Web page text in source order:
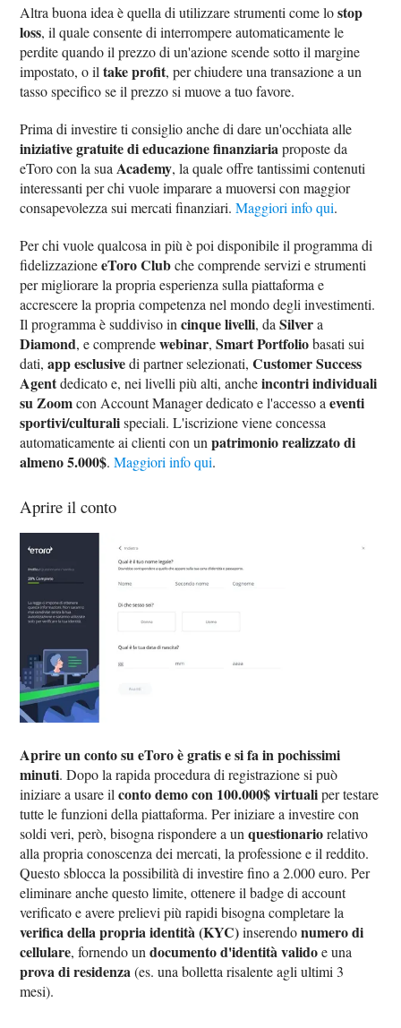
Altra buona idea è quella di utilizzare strumenti come lostop
loss, il quale consente di interrompere automaticamente le
perdite quando il prezzo di un'azione scende sotto il margine
impostato, o iltake profit, per chiudere una transazione a un
tasso specifico se il prezzo si muove a tuo favore.
Prima di investire ti consiglio anche di dare un'occhiata alle
iniziative gratuite di educazione finanziariaproposte da
eToro con la sua Academy, la quale offre tantissimi contenuti
interessanti per chi vuole imparare a muoversi con maggior
consapevolezza sui mercati finanziari.Maggiori info qui.
Per chi vuole qualcosa in più è poi disponibile il programma di
fidelizzazioneeToro Clubche comprende servizi e strumenti
per migliorare la propria esperienza sulla piattaforma e
accrescere la propria competenza nel mondo degli investimenti.
Il programma è suddiviso incinque livelli, daSilvera
Diamond, e comprendewebinar,Smart Portfoliobasati sui
dati,app esclusivedi partner selezionati,Customer Success
Agentdedicato e, nei livelli più alti, ancheincontri individuali
su Zoomcon Account Manager dedicato e l'accesso aeventi
sportivi/culturalispeciali. L'iscrizione viene concessa
automaticamente ai clienti con unpatrimonio realizzato di
almeno 5.000$.Maggiori info qui.
Aprire il conto
Aprire un conto su eToro è gratis e si fa in pochissimi
minuti. Dopo la rapida procedura di registrazione si può
iniziare a usare ilconto demo con 100.000$ virtualiper testare
tutte le funzioni della piattaforma. Per iniziare a investire con
soldi veri, però, bisogna rispondere a unquestionariorelativo
alla propria conoscenza dei mercati, la professione e il reddito.
Questo sblocca la possibilità di investire fino a 2.000 euro. Per
eliminare anche questo limite, ottenere il badge di account
verificato e avere prelievi più rapidi bisogna completare la
verifica della propria identità (KYC)inserendonumero di
cellulare, fornendo undocumento d'identità validoe una
prova di residenza(es. una bolletta risalente agli ultimi 3
mesi).